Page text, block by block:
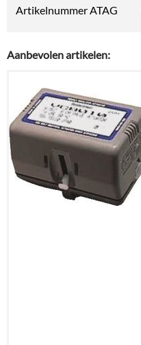
Artikelnummer ATAG
Aanbevolen artikelen: